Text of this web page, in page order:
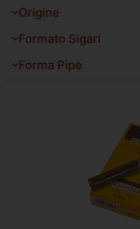
Origine
Formato Sigari
Forma Pipe